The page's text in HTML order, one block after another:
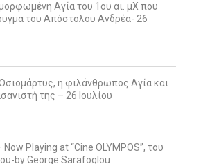
Αγία του 1ου αι. μΧ που
του Απόστολου Ανδρέα- 26
η φιλάνθρωπος Αγία και
της – 26 Ιουλίου
Playing at “Cine OLYMPOS”, του
by George Sarafoglou